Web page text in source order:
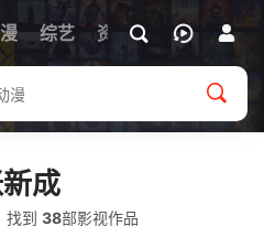
综艺 资讯
成
找到 38部影视作品